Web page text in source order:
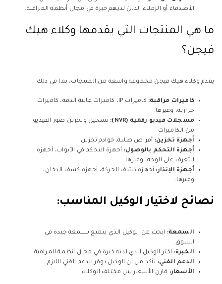
الأصدقاء أو الزملاء الذين لديهم خبرة في مجال أنظمة المراقبة.
ما هي المنتجات التي يقدمها وكلاء هيك
فيجن؟
يقدم وكلاء هيك فيجن مجموعة واسعة من المنتجات، بما في ذلك:
كاميرات مراقبة:
كاميرات IP، كاميرات عالية الدقة، كاميرات
حرارية، وغيرها.
مسجلات فيديو رقمية (NVR):
تسجيل وتخزين صور الفيديو
من الكاميرات
أجهزة تخزين: أقراص صلبة، خوادم تخزين.
أجهزة التحكم بالوصول: أجهزة التحكم في الأبواب، أجهزة
التعرف على الوجه، وغيرها.
أجهزة الإنذار: أجهزة كشف الحركة، أجهزة كشف الدخان،
وغيرها.
نصائح لاختيار الوكيل المناسب:
السمعة: ابحث عن الوكيل الذي يتمتع بسمعة جيدة في
السوق.
الخبرة: اختر الوكيل الذي لديه خبرة في مجال أنظمة المراقبة.
الدعم الفني: تأكد من أن الوكيل يوفر الدعم الفني اللازم.
الأسعار: قارن الأسعار بين مختلف الوكلاء.